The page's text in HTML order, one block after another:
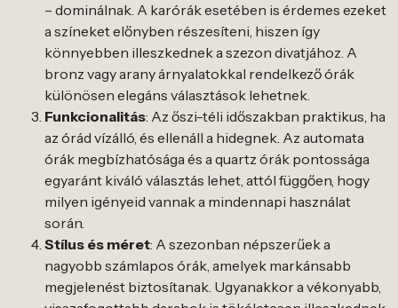
– dominálnak. A karórák esetében is érdemes ezeket
a színeket előnyben részesíteni, hiszen így
könnyebben illeszkednek a szezon divatjához. A
bronz vagy arany árnyalatokkal rendelkező órák
különösen elegáns választások lehetnek.
Funkcionalitás: Az őszi-téli időszakban praktikus, ha
az órád vízálló, és ellenáll a hidegnek. Az automata
órák megbízhatósága és a quartz órák pontossága
egyaránt kiváló választás lehet, attól függően, hogy
milyen igényeid vannak a mindennapi használat
során.
Stílus és méret: A szezonban népszerűek a
nagyobb számlapos órák, amelyek markánsabb
megjelenést biztosítanak. Ugyanakkor a vékonyabb,